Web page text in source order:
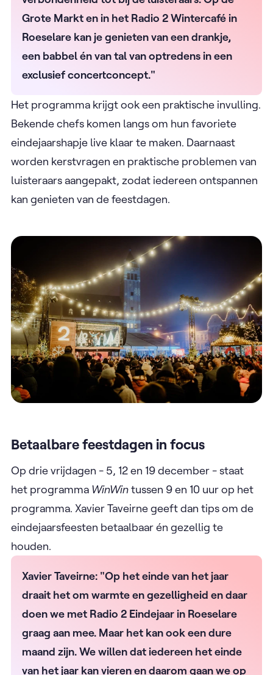
Grote Markt en in het Radio 2 Wintercafé in
Roeselare kan je genieten van een drankje,
een babbel én van tal van optredens in een
exclusief concertconcept."
Het programma krijgt ook een praktische invulling.
Bekende chefs komen langs om hun favoriete
eindejaarshapje live klaar te maken. Daarnaast
worden kerstvragen en praktische problemen van
luisteraars aangepakt, zodat iedereen ontspannen
kan genieten van de feestdagen.
Betaalbare feestdagen in focus
Op drie vrijdagen - 5, 12 en 19 december - staat
het programma WinWintussen 9 en 10 uur op het
programma. Xavier Taveirne geeft dan tips om de
eindejaarsfeesten betaalbaar én gezellig te
houden.
Xavier Taveirne: "Op het einde van het jaar
draait het om warmte en gezelligheid en daar
doen we met Radio 2 Eindejaar in Roeselare
graag aan mee. Maar het kan ook een dure
maand zijn. We willen dat iedereen het einde
van het jaar kan vieren en daarom gaan we op